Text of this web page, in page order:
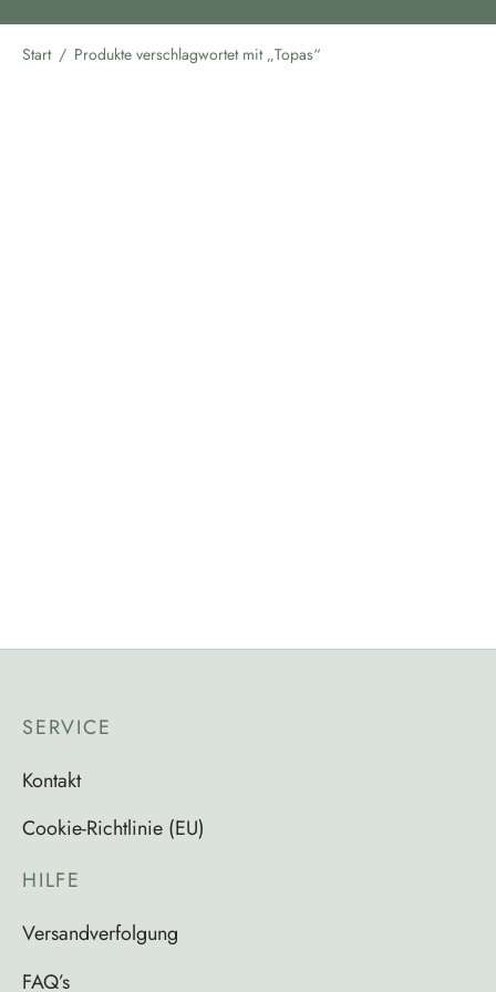
Start / Produkte verschlagwortet mit „Topas“
120,00€ incl_Mwst
SERVICE
Kontakt
Cookie-Richtlinie (EU)
HILFE
Versandverfolgung
FAQ’s